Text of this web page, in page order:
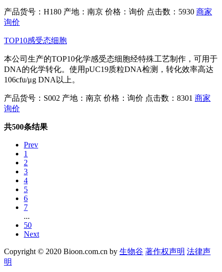
产品货号：H180 产地：南京 价格：询价 点击数：5930 商家
询价
TOP10感受态细胞
本公司生产的TOP10化学感受态细胞经特殊工艺制作，可用于
DNA的化学转化。使用pUC19质粒DNA检测，转化效率高达
106cfu/μg DNA以上。
产品货号：S002 产地：南京 价格：询价 点击数：8301 商家
询价
共500条结果
Prev
1
2
3
4
5
6
7
...
50
Next
Copyright © 2020 Bioon.com.cn by 生物谷 著作权声明 法律声
明